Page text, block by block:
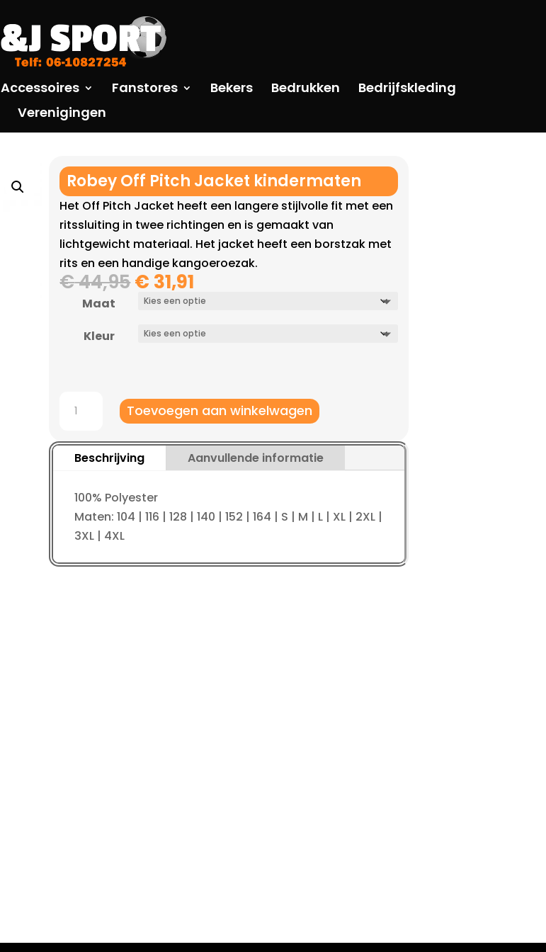
Accessoires Fanstores Bekers Bedrukken
Bedrijfskleding
Verenigingen
Robey Off Pitch Jacket kindermaten
Het Off Pitch Jacket heeft een langere stijlvolle fit met een
ritssluiting in twee richtingen en is gemaakt van
lichtgewicht materiaal. Het jacket heeft een borstzak met
rits en een handige kangoeroezak.
€44,95Oorspronkelijke
prijs
€ 44,95.
€ 31,91
prijs
€ 31,91.
Maat
Kleur
Off
Pitch
Jacket
aantal
Toevoegen aan winkelwagen
Beschrijving Aanvullende informatie
100% Polyester
Maten: 104 | 116 | 128 | 140 | 152 | 164 | S | M | L | XL | 2XL |
3XL | 4XL